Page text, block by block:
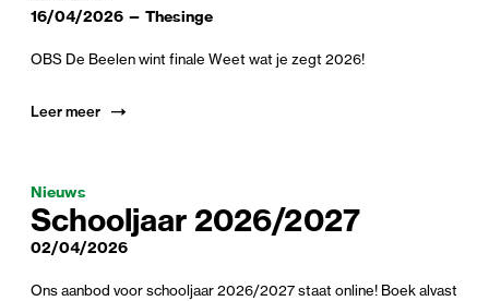
16/04/2026 — Thesinge
OBS De Beelen wint finale Weet wat je zegt 2026!
Leer meer
Nieuws
School­jaar 2026/2027
02/04/2026
Ons aanbod voor schooljaar 2026/2027 staat online! Boek alvast